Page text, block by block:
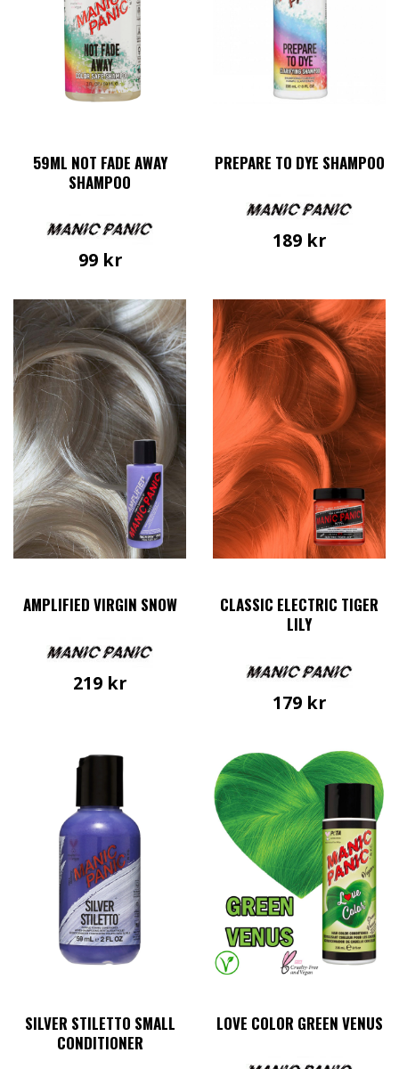
59ML NOT FADE AWAY
SHAMPOO
99 kr
PREPARE TO DYE SHAMPOO
189 kr
AMPLIFIED VIRGIN SNOW
219 kr
CLASSIC ELECTRIC TIGER
LILY
179 kr
SILVER STILETTO SMALL
CONDITIONER
LOVE COLOR GREEN VENUS